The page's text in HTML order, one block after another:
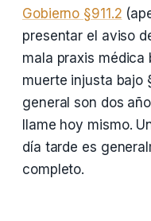
Gobierno §911.2
presentar el aviso
mala praxis
muerte injusta bajo
general son dos
llame hoy mismo.
día tarde es
completo.